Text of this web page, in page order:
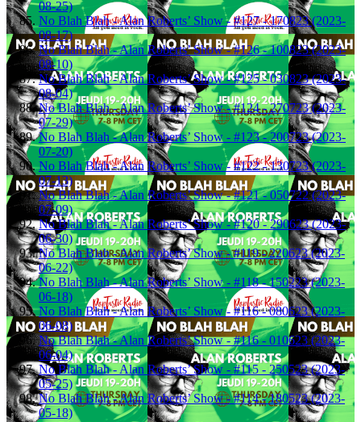
08-25)
No Blah Blah - Alan Roberts’ Show - #127 - 170823 (2023-
08-17)
No Blah Blah - Alan Roberts’ Show - #126 - 100823 (2023-
08-10)
No Blah Blah - Alan Roberts’ Show - #125 - 030823 (2023-
08-04)
No Blah Blah - Alan Roberts’ Show - #124 - 270723 (2023-
07-29)
No Blah Blah - Alan Roberts’ Show - #123 - 200723 (2023-
07-20)
No Blah Blah - Alan Roberts’ Show - #122 - 130723 (2023-
07-13)
No Blah Blah - Alan Roberts’ Show - #121 - 050722 (2023-
07-09)
No Blah Blah - Alan Roberts’ Show - #120 - 290623 (2023-
06-30)
No Blah Blah - Alan Roberts’ Show - #119 - 220623 (2023-
06-22)
No Blah Blah - Alan Roberts’ Show - #118 - 150223 (2023-
06-18)
No Blah Blah - Alan Roberts’ Show - #116 - 080623 (2023-
06-08)
No Blah Blah - Alan Roberts’ Show - #116 - 010623 (2023-
06-04)
No Blah Blah - Alan Roberts’ Show - #115 - 250523 (2023-
05-25)
No Blah Blah - Alan Roberts’ Show - #114 - 180523 (2023-
05-18)